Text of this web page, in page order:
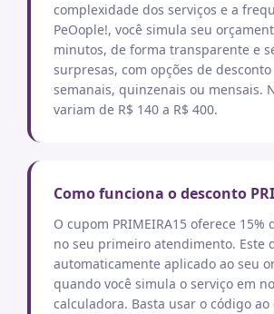
complexidade dos serviços e a
PeOople!, você simula seu
minutos, de forma transparente e
surpresas, com opções de
semanais, quinzenais ou mensais.
variam de R$ 140 a R$ 400.
Como funciona o desconto
O cupom PRIMEIRA15 oferece 15%
no seu primeiro atendimento. Este
automaticamente aplicado ao seu
quando você simula o serviço em
calculadora. Basta usar o código